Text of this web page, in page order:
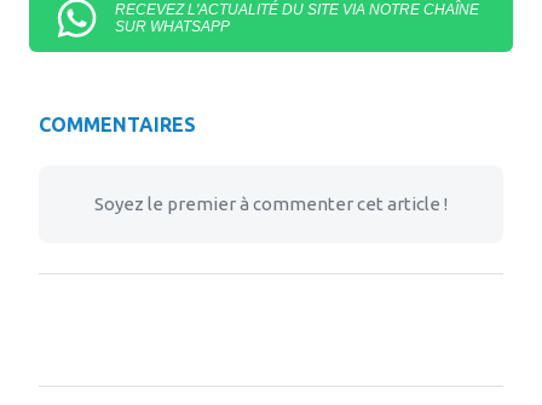
RECEVEZ L'ACTUALITÉ DU SITE VIA NOTRE CHAÎNE
SUR WHATSAPP
COMMENTAIRES
Soyez le premier à commenter cet article !